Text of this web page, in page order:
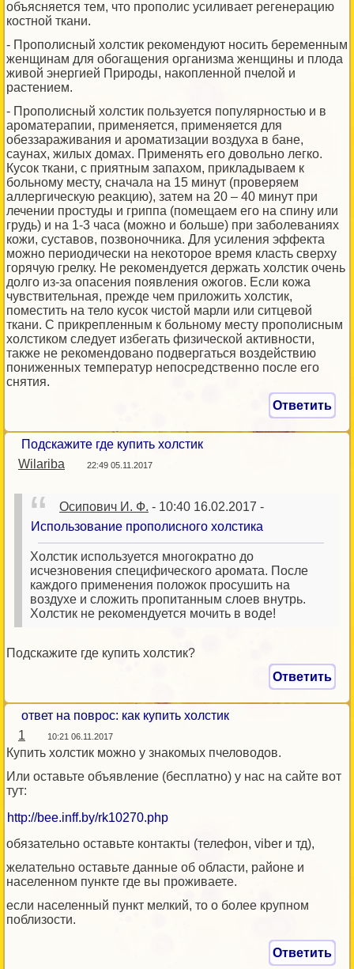
объясняется тем, что прополис усиливает регенерацию
костной ткани.
- Прополисный холстик рекомендуют носить беременным
женщинам для обогащения организма женщины и плода
живой энергией Природы, накопленной пчелой и
растением.
- Прополисный холстик пользуется популярностью и в
ароматерапии, применяется, применяется для
обеззараживания и ароматизации воздуха в бане,
саунах, жилых домах. Применять его довольно легко.
Кусок ткани, с приятным запахом, прикладываем к
больному месту, сначала на 15 минут (проверяем
аллергическую реакцию), затем на 20 – 40 минут при
лечении простуды и гриппа (помещаем его на спину или
грудь) и на 1-3 часа (можно и больше) при заболеваниях
кожи, суставов, позвоночника. Для усиления эффекта
можно периодически на некоторое время класть сверху
горячую грелку. Не рекомендуется держать холстик очень
долго из-за опасения появления ожогов. Если кожа
чувствительная, прежде чем приложить холстик,
поместить на тело кусок чистой марли или ситцевой
ткани. С прикрепленным к больному месту прополисным
холстиком следует избегать физической активности,
также не рекомендовано подвергаться воздействию
пониженных температур непосредственно после его
снятия.
Ответить
Подскажите где купить холстик
Wilariba
22:49 05.11.2017
Осипович И. Ф. - 10:40 16.02.2017 -
Использование прополисного холстика
Холстик используется многократно до
исчезновения специфического аромата. После
каждого применения положок просушить на
воздухе и сложить пропитанным слоев внутрь.
Холстик не рекомендуется мочить в воде!
Подскажите где купить холстик?
Ответить
ответ на поврос: как купить холстик
1
10:21 06.11.2017
Купить холстик можно у знакомых пчеловодов.
Или оставьте объявление (бесплатно) у нас на сайте вот
тут:
http://bee.inff.by/rk10270.php
обязательно оставьте контакты (телефон, viber и тд),
желательно оставьте данные об области, районе и
населенном пункте где вы проживаете.
если населенный пункт мелкий, то о более крупном
поблизости.
Ответить